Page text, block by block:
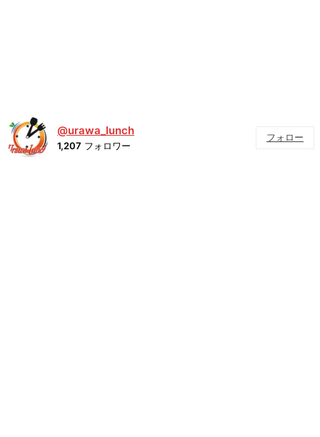
@urawa_lunch
1,207 フォロワー
フォロー